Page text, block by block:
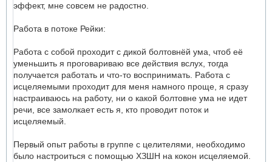
эффект, мне совсем не радостно.
Работа в потоке Рейки:
Работа с собой проходит с дикой болтовнёй ума, чтоб её
уменьшить я проговариваю все действия вслух, тогда
получается работать и что-то воспринимать. Работа с
исцеляемыми проходит для меня намного проще, я сразу
настраиваюсь на работу, ни о какой болтовне ума не идет
речи, все замолкает есть я, кто проводит поток и
исцеляемый.
Первый опыт работы в группе с целителями, необходимо
было настроиться с помощью ХЗШН на кокон исцеляемой.